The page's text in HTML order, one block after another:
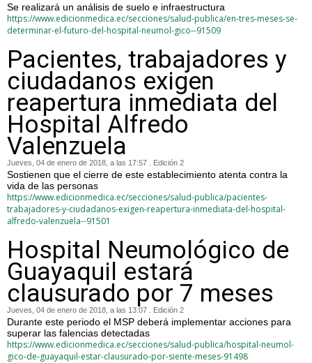
Se realizará un análisis de suelo e infraestructura
https://www.edicionmedica.ec/secciones/salud-publica/en-tres-meses-se-
determinar-el-futuro-del-hospital-neumol-gico--91509
Pacientes, trabajadores y
ciudadanos exigen
reapertura inmediata del
Hospital Alfredo
Valenzuela
Jueves, 04 de enero de 2018, a las 17:57 . Edición 2
Sostienen que el cierre de este establecimiento atenta contra la
vida de las personas
https://www.edicionmedica.ec/secciones/salud-publica/pacientes-
trabajadores-y-ciudadanos-exigen-reapertura-inmediata-del-hospital-
alfredo-valenzuela--91501
Hospital Neumológico de
Guayaquil estará
clausurado por 7 meses
Jueves, 04 de enero de 2018, a las 13:07 . Edición 2
Durante este periodo el MSP deberá implementar acciones para
superar las falencias detectadas
https://www.edicionmedica.ec/secciones/salud-publica/hospital-neumol-
gico-de-guayaquil-estar-clausurado-por-siente-meses-91498